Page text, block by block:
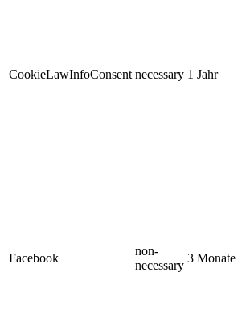
CookieLawInfoConsent necessary 1 Jahr
Facebook
non-
necessary
3 Monate